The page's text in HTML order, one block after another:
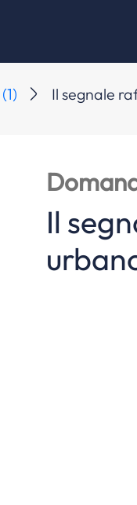
Il segnale
Il